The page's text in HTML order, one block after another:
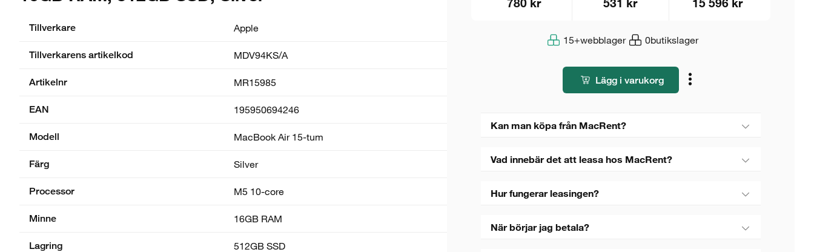
Tillverkare Apple
Tillverkarens artikelkod MDV94KS/A
Artikelnr MR15985
EAN 195950694246
Modell MacBook Air 15-tum
Färg Silver
Processor M5 10-core
Minne 16GB RAM
Lagring 512GB SSD
15+webblager 0butikslager
Lägg i varukorg
Kan man köpa från MacRent?
Vad innebär det att leasa hos MacRent?
Hur fungerar leasingen?
När börjar jag betala?